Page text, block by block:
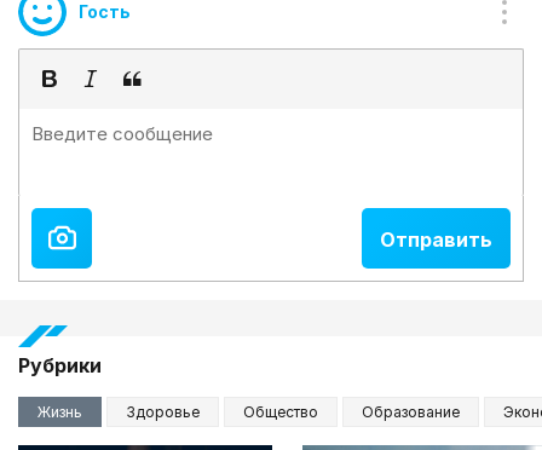
Гость
Рубрики
Жизнь Здоровье Общество Образование